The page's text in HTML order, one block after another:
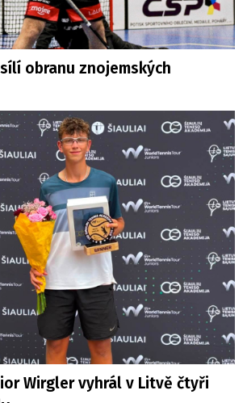
obranu znojemských
Wirgler vyhrál v Litvě čtyři